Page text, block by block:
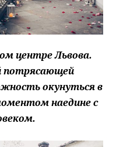
центре Львова.
потрясающей
окунуться в
наедине с